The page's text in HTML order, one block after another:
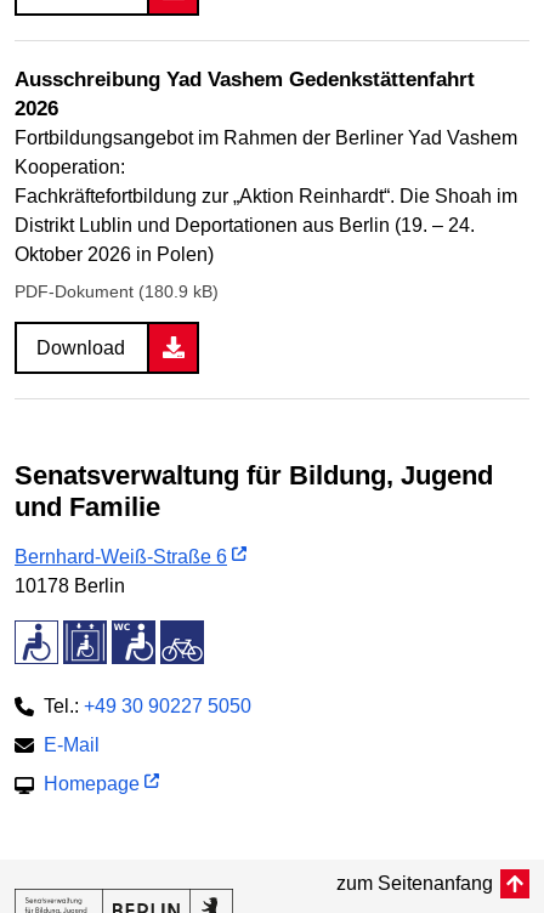
Ausschreibung Yad Vashem Gedenkstättenfahrt
2026
Fortbildungsangebot im Rahmen der Berliner Yad Vashem
Kooperation:
Fachkräftefortbildung zur „Aktion Reinhardt“. Die Shoah im
Distrikt Lublin und Deportationen aus Berlin (19. – 24.
Oktober 2026 in Polen)
PDF-Dokument (180.9 kB)
Download
Senatsverwaltung für Bildung, Jugend
und Familie
Bernhard-Weiß-Straße 6
10178 Berlin
Tel.: +49 30 90227 5050
E-Mail
Homepage
zum Seitenanfang